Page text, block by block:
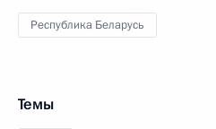
Республика Беларусь
Темы